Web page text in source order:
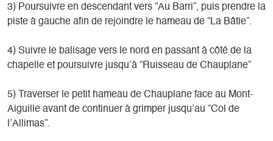
3) Poursuivre en descendant vers “Au Barri”, puis prendre la
piste à gauche afin de rejoindre le hameau de “La Bâtie”.
4) Suivre le balisage vers le nord en passant à côté de la
chapelle et poursuivre jusqu’à “Ruisseau de Chauplane”
5) Traverser le petit hameau de Chauplane face au Mont-
Aiguille avant de continuer à grimper jusqu’au “Col de
l’Allimas”.